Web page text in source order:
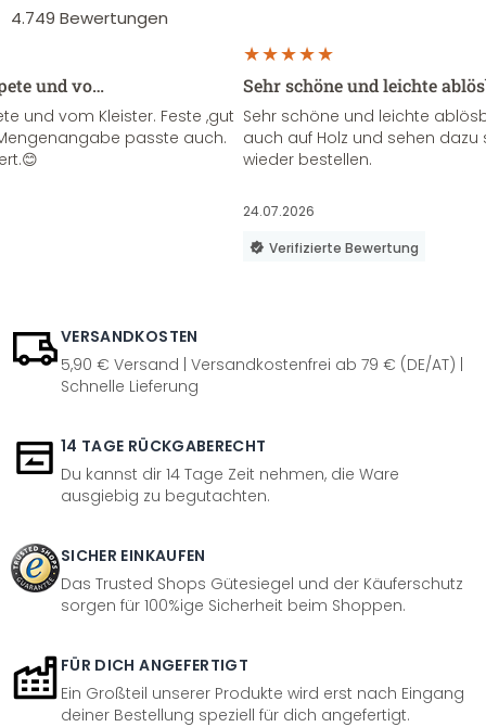
4.749 Bewertungen
und vo…
und vom Kleister. Feste ,gut
passte auch.
Sehr schöne und leichte
Sehr schöne und leichte
auch auf Holz und sehen
wieder bestellen.
24.07.2026
Verifizierte Bewertung
VERSANDKOSTEN
5,90 € Versand | Versandkostenfrei ab 79 € (DE/AT) |
Schnelle Lieferung
14 TAGE RÜCKGABERECHT
Du kannst dir 14 Tage Zeit nehmen, die Ware
ausgiebig zu begutachten.
SICHER EINKAUFEN
Das Trusted Shops Gütesiegel und der Käuferschutz
sorgen für 100%ige Sicherheit beim Shoppen.
FÜR DICH ANGEFERTIGT
Ein Großteil unserer Produkte wird erst nach Eingang
deiner Bestellung speziell für dich angefertigt.